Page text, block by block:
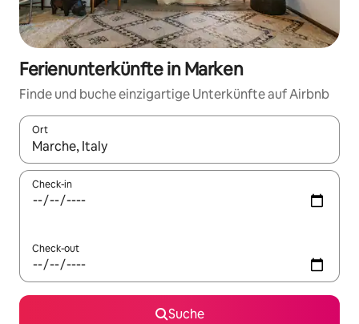
Ferienunterkünfte in Marken
Finde und buche einzigartige Unterkünfte auf Airbnb
Ort
Wenn Ergebnisse verfügbar sind, navigiere mit den
Check-in
Check-out
Suche